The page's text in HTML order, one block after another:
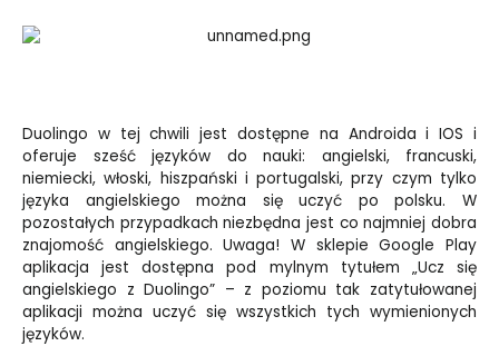
Duolingo w tej chwili jest dostępne na Androida i IOS i
oferuje sześć języków do nauki: angielski, francuski,
niemiecki, włoski, hiszpański i portugalski, przy czym tylko
języka angielskiego można się uczyć po polsku. W
pozostałych przypadkach niezbędna jest co najmniej dobra
znajomość angielskiego. Uwaga! W sklepie Google Play
aplikacja jest dostępna pod mylnym tytułem „Ucz się
angielskiego z Duolingo” – z poziomu tak zatytułowanej
aplikacji można uczyć się wszystkich tych wymienionych
języków.